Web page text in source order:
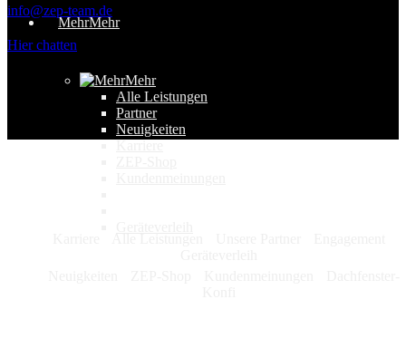
Mehr
Mehr
Alle Leistungen
Partner
Neuigkeiten
info@zep-team.de
Hier chatten